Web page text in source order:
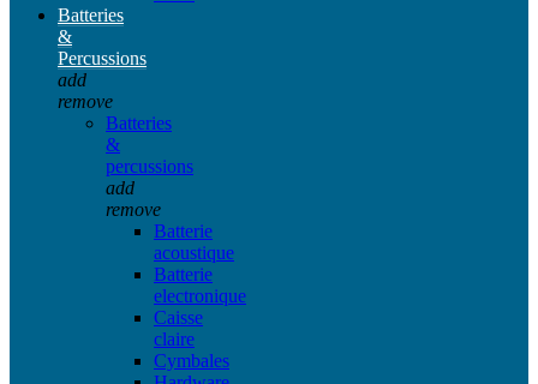
Batteries
&
Percussions
add
remove
Batteries
&
percussions
add
remove
Batterie
acoustique
Batterie
electronique
Caisse
claire
Cymbales